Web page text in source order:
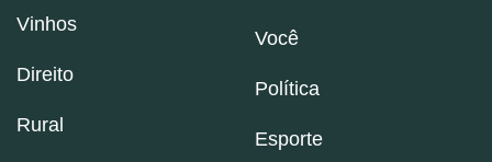
Vinhos
Direito
Rural
Você
Política
Esporte